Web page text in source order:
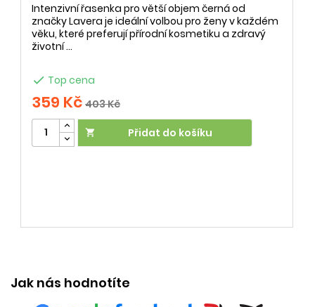
Intenzivní řasenka pro větší objem černá od
značky Lavera je ideální volbou pro ženy v každém
věku, které preferují přírodní kosmetiku a zdravý
životní ...
 Top cena
359 Kč 403 Kč
 Přidat do košíku
Jak nás hodnotíte